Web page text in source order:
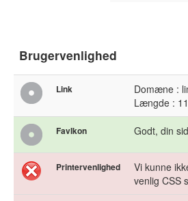
Brugervenlighed
Link
Domæne :
Længde : 11
FavIkon Godt, din
Printervenlighed
Vi kunne
venlig CSS